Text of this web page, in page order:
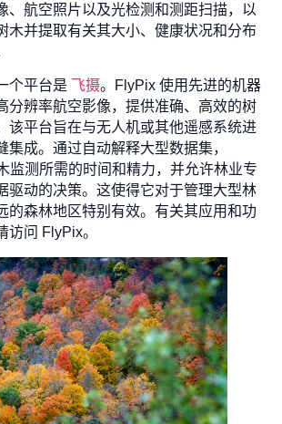
、航空照片以及光检测和测距扫描，以
木并提取有关其大小、健康状况和分布
个平台是 飞摄。FlyPix 使用先进的机器
分辨率航空影像，提供准确、高效的树
该平台旨在与无人机或其他遥感系统进
集成。通过自动解释大型数据集，
监测所需的时间和精力，并允许林业专
驱动的决策。这使得它对于管理大型林
的森林地区特别有效。有关其应用和功
访问 FlyPix。